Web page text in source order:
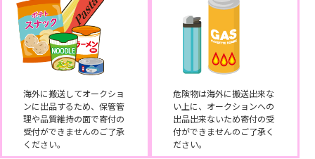
海外に搬送してオークショ
ンに出品するため、保管管
理や品質維持の面で寄付の
受付ができませんのご了承
ください。
危険物は海外に搬送出来な
い上に、オークションへの
出品出来ないため寄付の受
付ができませんのご了承く
ださい。